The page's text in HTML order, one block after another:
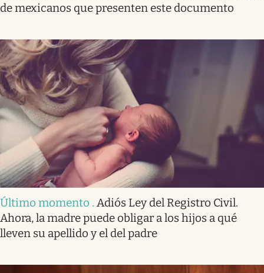
de mexicanos que presenten este documento
Último momento . Adiós Ley del Registro Civil.
Ahora, la madre puede obligar a los hijos a qué
lleven su apellido y el del padre